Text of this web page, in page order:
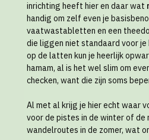
inrichting heeft hier en daar wat
handig om zelf even je
vaatwastabletten en een
die liggen niet standaard voor je
op de latten kun je heerlijk
hamam, al is het wel slim om
checken, want die zijn soms
Al met al krijg je hier echt waar
voor de pistes in de winter of de
wandelroutes in de zomer, wat